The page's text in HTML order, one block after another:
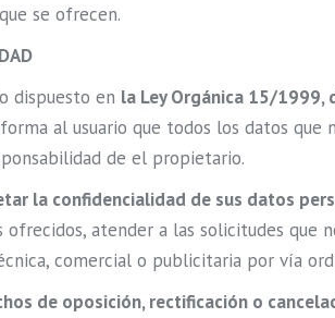
se ofrecen.
dispuesto en la Ley Orgánica 15/1999,
al usuario que todos los datos que
de el propietario.
la confidencialidad de sus datos
ofrecidos, atender a las solicitudes que
comercial o publicitaria por vía
de oposición, rectificación o